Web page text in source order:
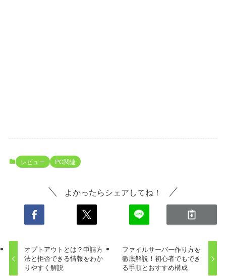
レビュー PC関連
よかったらシェアしてね！
オプトアウトとは？申請方
法と拒否できる情報をわか
りやすく解説
ファイルサーバー作り方を
徹底解説！初心者でもでき
る手順とおすすめ構成